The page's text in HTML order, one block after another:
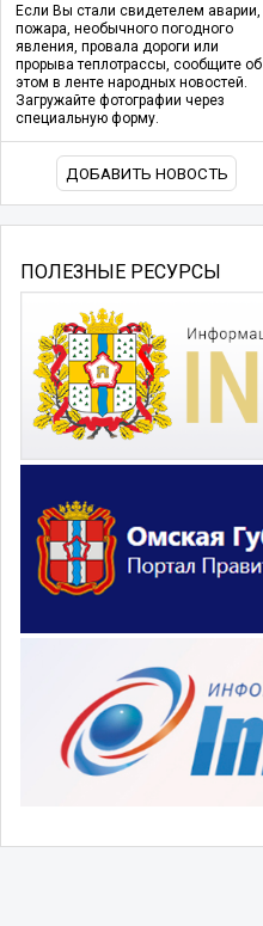
Если Вы стали свидетелем аварии,
пожара, необычного погодного
явления, провала дороги или
прорыва теплотрассы, сообщите об
этом в ленте народных новостей.
Загружайте фотографии через
специальную форму.
ДОБАВИТЬ НОВОСТЬ
ПОЛЕЗНЫЕ РЕСУРСЫ